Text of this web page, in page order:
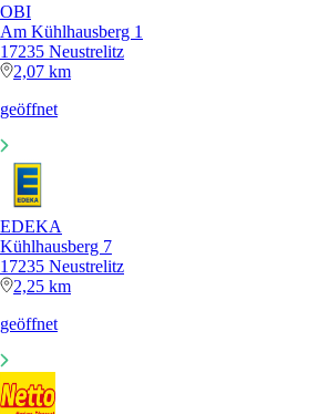
OBI
Am Kühlhausberg 1
17235 Neustrelitz
2,07 km
geöffnet
EDEKA
Kühlhausberg 7
17235 Neustrelitz
2,25 km
geöffnet